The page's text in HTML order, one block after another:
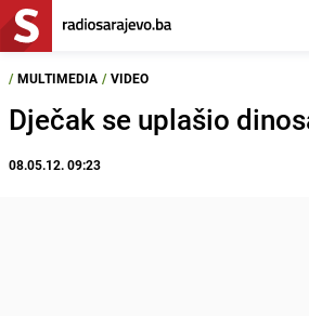
/ MULTIMEDIA / VIDEO
Dječak se uplašio
08.05.12. 09:23